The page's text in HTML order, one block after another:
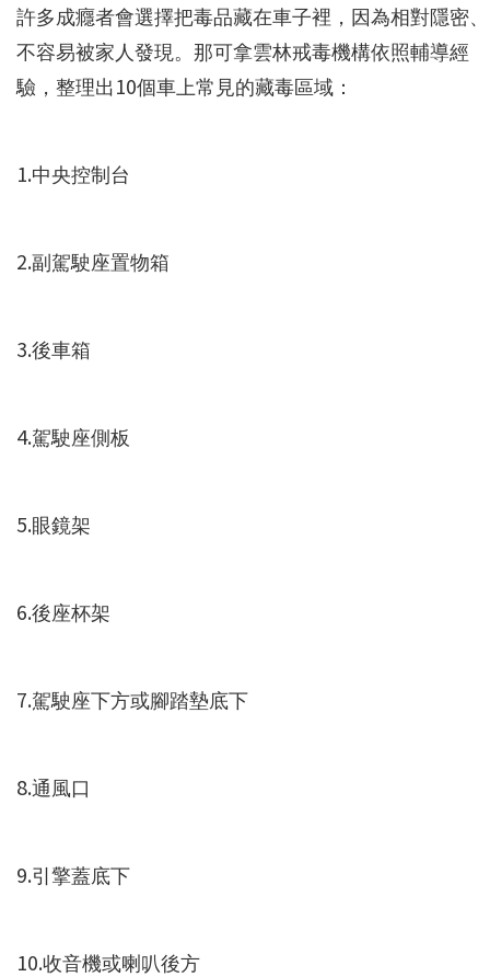
許多成癮者會選擇把毒品藏在車子裡，因為相對隱密、
不容易被家人發現。那可拿雲林戒毒機構依照輔導經
驗，整理出10個車上常見的藏毒區域：
1.中央控制台
2.副駕駛座置物箱
3.後車箱
4.駕駛座側板
5.眼鏡架
6.後座杯架
7.駕駛座下方或腳踏墊底下
8.通風口
9.引擎蓋底下
10.收音機或喇叭後方